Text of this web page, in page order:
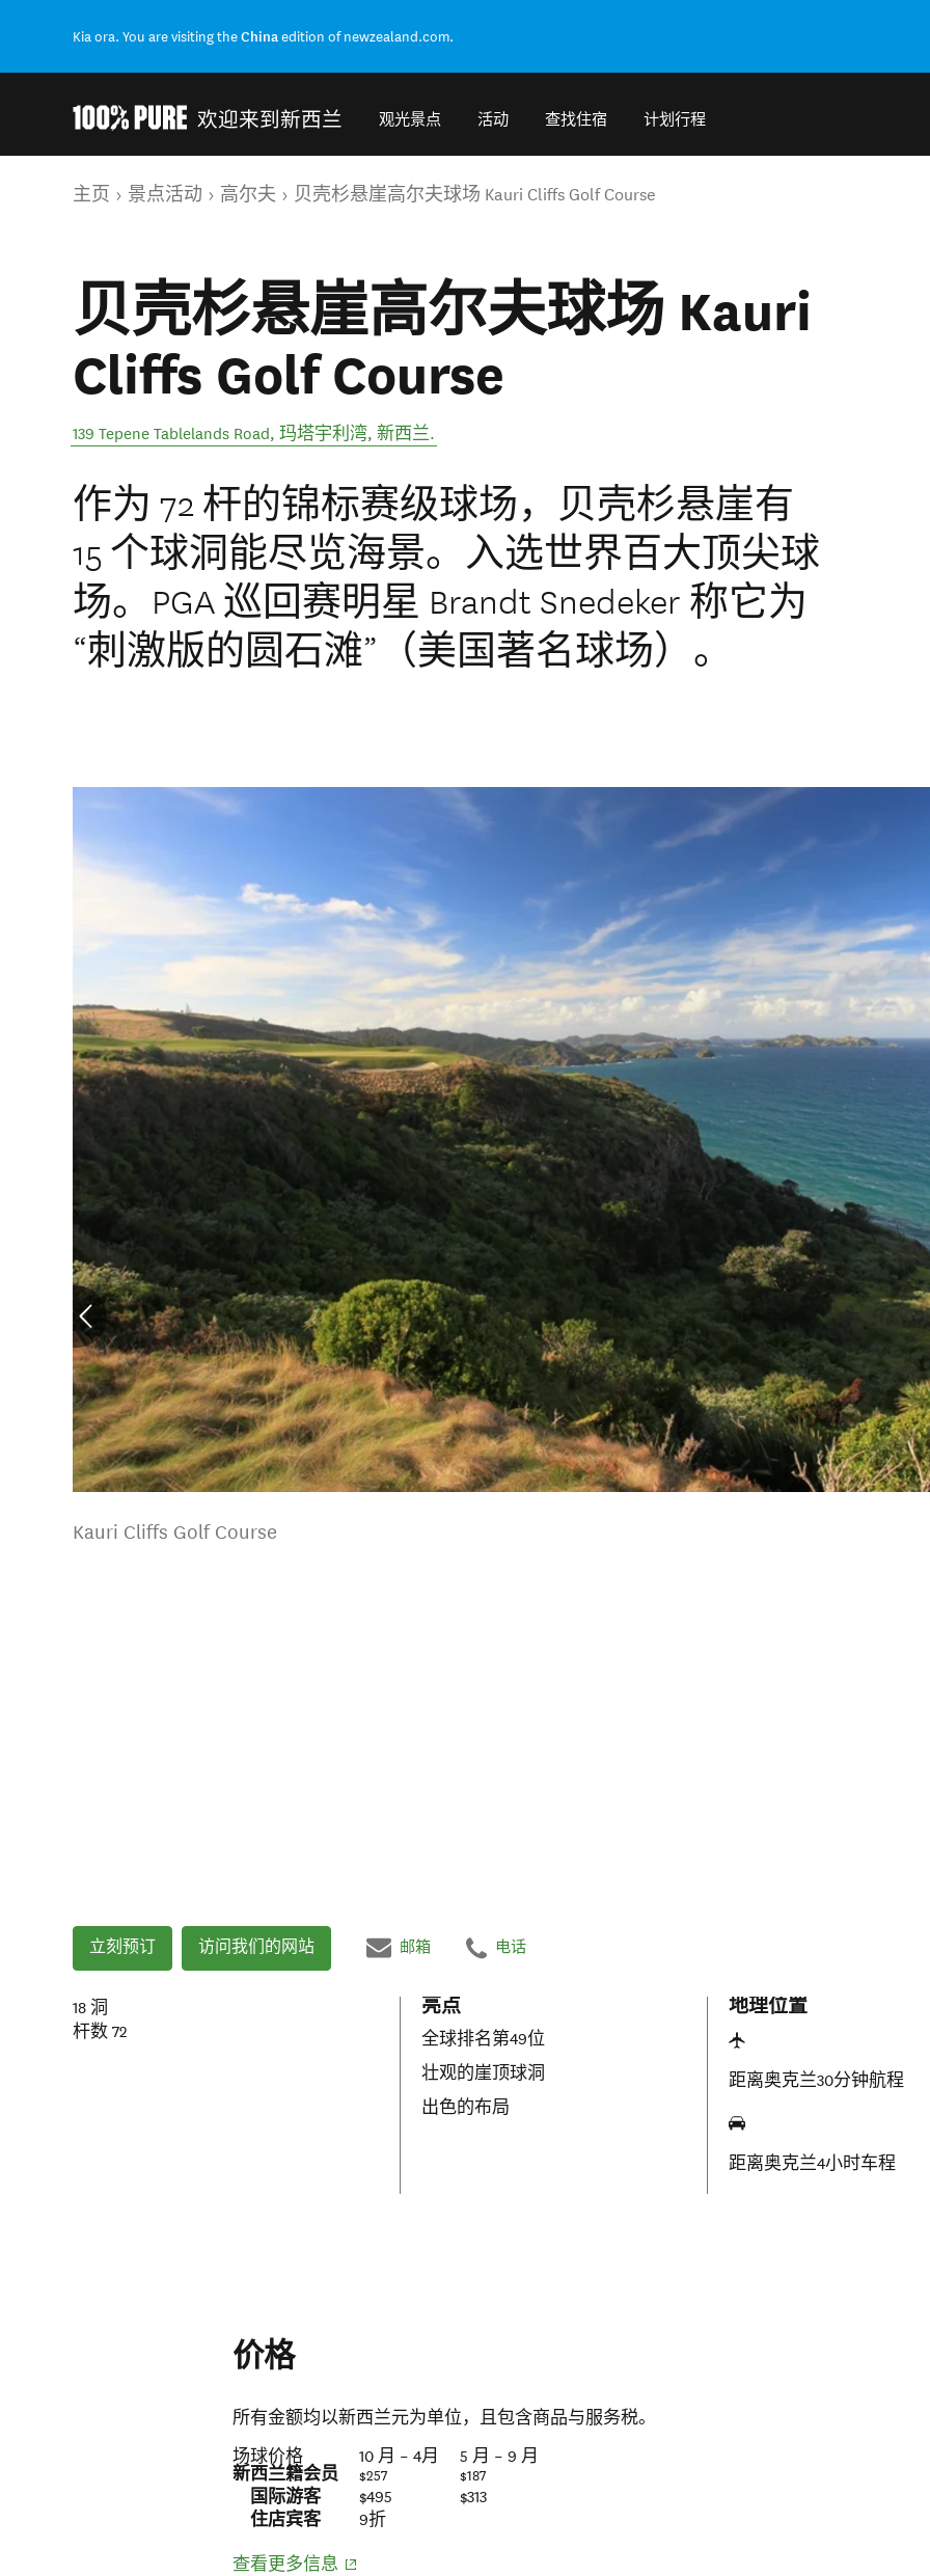
Kia ora. You are visiting theChinaedition of newzealand.com.
欢迎来到新西兰 观光景点 活动 查找住宿 计划行程
你的位置
主页 景点活动 高尔夫 贝壳杉悬崖高尔夫球场 Kauri Cliffs Golf Course
贝壳杉悬崖高尔夫球场 Kauri
Cliffs Golf Course
139 Tepene Tablelands Road, 玛塔宇利湾, 新西兰.
作为 72 杆的锦标赛级球场，贝壳杉悬崖有
15 个球洞能尽览海景。入选世界百大顶尖球
场。PGA 巡回赛明星 Brandt Snedeker 称它为
“刺激版的圆石滩”（美国著名球场）。
Kauri Cliffs Golf Course
立刻预订 访问我们的网站 邮箱 电话
18 洞
杆数 72
亮点
全球排名第49位
壮观的崖顶球洞
出色的布局
地理位置
距离奥克兰30分钟航程
距离奥克兰4小时车程
价格
所有金额均以新西兰元为单位，且包含商品与服务税。
场球价格 10 月 – 4月 5 月 – 9 月
新西兰籍会员 $257 $187
国际游客 $495 $313
住店宾客 9折
查看更多信息 (opens in new window)